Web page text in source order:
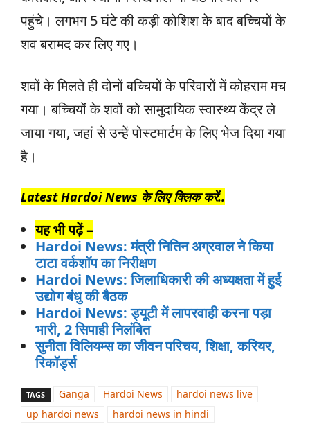
पहुंचे। लगभग 5 घंटे की कड़ी कोशिश के बाद बच्चियों के
शव बरामद कर लिए गए।
शवों के मिलते ही दोनों बच्चियों के परिवारों में कोहराम मच
गया। बच्चियों के शवों को सामुदायिक स्वास्थ्य केंद्र ले
जाया गया, जहां से उन्हें पोस्टमार्टम के लिए भेज दिया गया
है।
Latest Hardoi News के लिए क्लिक करें..
यह भी पढ़ें –
Hardoi News: मंत्री नितिन अग्रवाल ने किया
टाटा वर्कशॉप का निरीक्षण
Hardoi News: जिलाधिकारी की अध्यक्षता में हुई
उद्योग बंधु की बैठक
Hardoi News: ड्यूटी में लापरवाही करना पड़ा
भारी, 2 सिपाही निलंबित
सुनीता विलियम्स का जीवन परिचय, शिक्षा, करियर,
रिकॉर्ड्स
TAGS Ganga Hardoi News
hardoi news live
up hardoi news
hardoi news in hindi